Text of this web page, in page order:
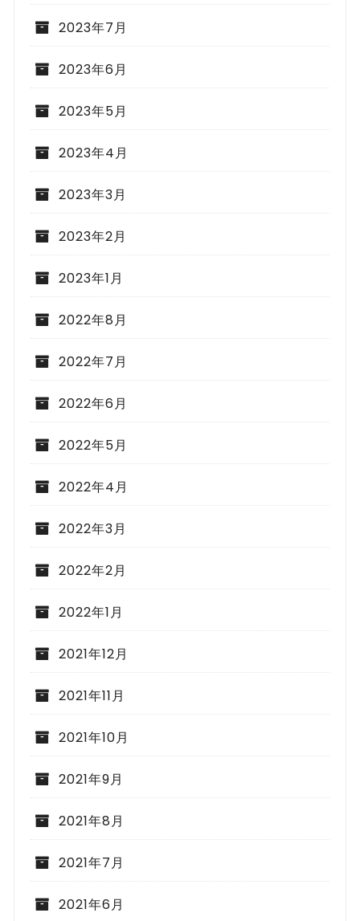
2023年7月
2023年6月
2023年5月
2023年4月
2023年3月
2023年2月
2023年1月
2022年8月
2022年7月
2022年6月
2022年5月
2022年4月
2022年3月
2022年2月
2022年1月
2021年12月
2021年11月
2021年10月
2021年9月
2021年8月
2021年7月
2021年6月